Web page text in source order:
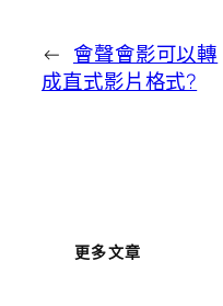
← 會聲會影可以轉
成直式影片格式?
更多文章